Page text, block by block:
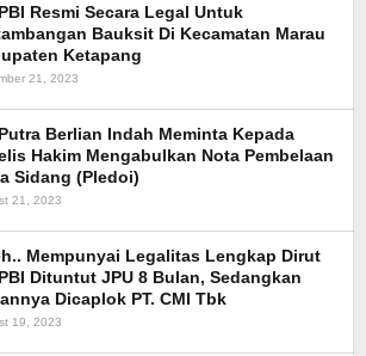
Resmi Secara Legal Untuk
Bauksit Di Kecamatan Marau
Ketapang
21, 2023
Berlian Indah Meminta Kepada
Hakim Mengabulkan Nota Pembelaan
Sidang (Pledoi)
21, 2023
Mempunyai Legalitas Lengkap Dirut
Dituntut JPU 8 Bulan, Sedangkan
Dicaplok PT. CMI Tbk
19, 2023